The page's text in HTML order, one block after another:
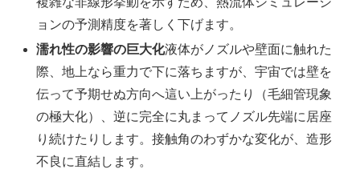
ョンの予測精度を著しく下げます。
濡れ性の影響の巨大化液体がノズルや壁面に触れた
際、地上なら重力で下に落ちますが、宇宙では壁を
伝って予期せぬ方向へ這い上がったり（毛細管現象
の極大化）、逆に完全に丸まってノズル先端に居座
り続けたりします。接触角のわずかな変化が、造形
不良に直結します。